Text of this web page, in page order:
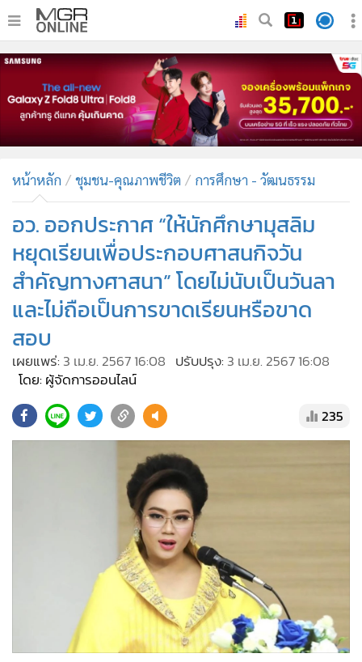
• หน้าหลัก
ทันเหตุการณ์
ภาคใต้
• ภูมิภาค
• บันเทิง
• คอลัมนิสต์
• ละคร
• CbizReview
• Cyber BIZ
• ผู้จัดกวน
• Good health & Well-being
Green Innovation & SD
• Management & HR
• MGR Live
Special Scoop
เศรษฐกิจ-ธุรกิจ
หน้าหลัก ชุมชน-คุณภาพชีวิต การศึกษา - วัฒนธรรม
อว. ออกประกาศ “ให้นักศึกษามุสลิม
หยุดเรียนเพื่อประกอบศาสนกิจวัน
สำคัญทางศาสนา” โดยไม่นับเป็นวันลา
และไม่ถือเป็นการขาดเรียนหรือขาด
สอบ
เผยแพร่: 3 เม.ย. 2567 16:08 ปรับปรุง: 3 เม.ย. 2567 16:08
โดย: ผู้จัดการออนไลน์
235